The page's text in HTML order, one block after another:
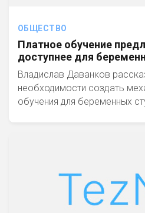
ОБЩЕСТВО
Платное обучение
доступнее для
Владислав Даванков
необходимости создать
обучения для беременных